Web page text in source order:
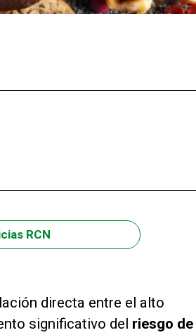
RCN
directa entre el alto
significativo del riesgo de